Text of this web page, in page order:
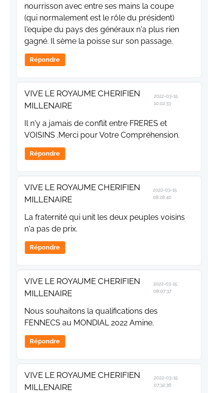
nourrisson avec entre ses mains la coupe
(qui normalement est le rôle du président)
l'equipe du pays des généraux n'a plus rien
gagné. Il sème la poisse sur son passage.
Répondre
VIVE LE ROYAUME CHERIFIEN
MILLENAIRE
2022-03-15
10:02:33
Il n'y a jamais de conflit entre FRERES et
VOISINS .Merci pour Votre Compréhension.
Répondre
VIVE LE ROYAUME CHERIFIEN
MILLENAIRE
2022-03-15
08:28:40
La fraternité qui unit les deux peuples voisins
n'a pas de prix.
Répondre
VIVE LE ROYAUME CHERIFIEN
MILLENAIRE
2022-03-15
08:07:37
Nous souhaitons la qualifications des
FENNECS au MONDIAL 2022 Amine.
Répondre
VIVE LE ROYAUME CHERIFIEN
MILLENAIRE
2022-03-15
07:32:36